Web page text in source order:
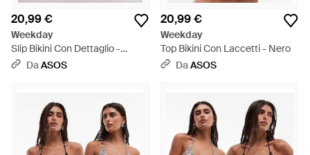
20,99 €
Weekday
Slip Bikini Con Dettaglio -
Marrone
DaASOS
20,99 €
Weekday
Top Bikini Con Laccetti - Nero
DaASOS